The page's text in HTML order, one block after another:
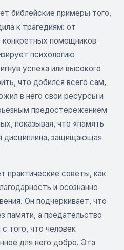
библейские примеры того,
к трагедиям: от
конкретных помощников
психологию
успеха или высокого
что добился всего сам,
в него свои ресурсы и
предостережением
показывая, что «память
дисциплина, защищающая
практические советы, как
и осознанно
Он подчеркивает, что
памяти, а предательство
того, что человек
для него добро. Эта